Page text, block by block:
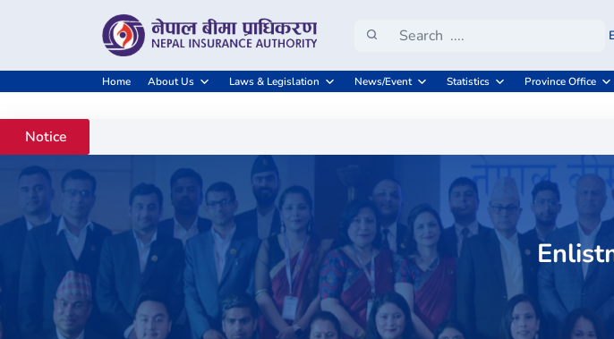
Home About Us Laws & Legislation News/Event Statistics Province Office
Notice